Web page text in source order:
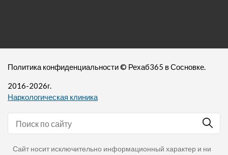
Политика конфиденциальности© Рехаб365 в Сосновке.
2016-2026г.
Наркологическая клиника
Сайт носит исключительно информационный характер и ни